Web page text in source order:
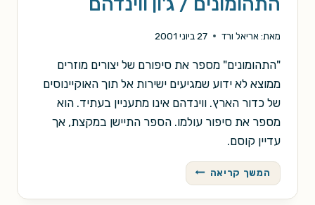
מאת: אריאל ורד 27 ביוני 2001
"התהומונים" מספר את סיפורם של יצורים מוזרים
ממוצא לא ידוע שמגיעים ישירות אל תוך האוקיינוסים
של כדור הארץ. ווינדהם אינו מתעניין בעתיד. הוא
מספר את סיפור עולמו. הספר התיישן במקצת, אך
עדיין קוסם.
המשך קריאה התהומונים
/
ג'ון